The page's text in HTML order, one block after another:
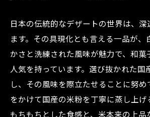
日本の伝統的なデザートの世界は、深
ます。その具現化とも言える一品が、
かさと洗練された風味が魅力で、和菓
人気を持っています。選び抜かれた国
し、その風味を際立たせることに努め
をかけて国産の米粉を丁寧に蒸し上げ
もちもちとした食感と、米本来の上品